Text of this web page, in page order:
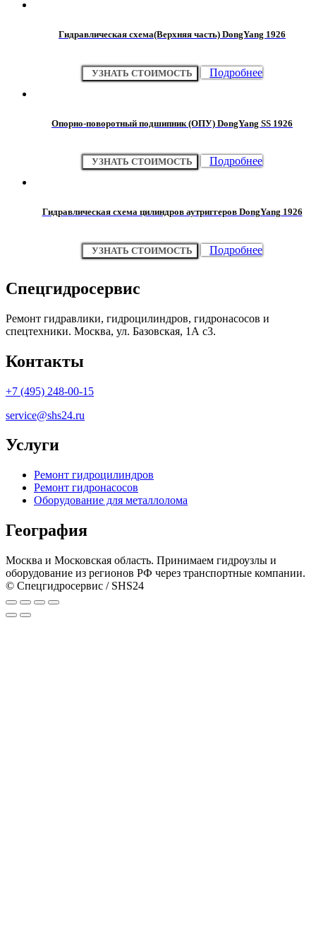
Гидравлическая схема(Верхняя часть) DongYang 1926
УЗНАТЬ СТОИМОСТЬ Подробнее
Опорно-поворотный подшипник (ОПУ) DongYang SS 1926
УЗНАТЬ СТОИМОСТЬ Подробнее
Гидравлическая схема цилиндров аутриггеров DongYang 1926
УЗНАТЬ СТОИМОСТЬ Подробнее
Спецгидросервис
Ремонт гидравлики, гидроцилиндров, гидронасосов и
спецтехники. Москва, ул. Базовская, 1А с3.
Контакты
+7 (495) 248-00-15
service@shs24.ru
Услуги
Ремонт гидроцилиндров
Ремонт гидронасосов
Оборудование для металлолома
География
Москва и Московская область. Принимаем гидроузлы и
оборудование из регионов РФ через транспортные компании.
© Спецгидросервис / SHS24